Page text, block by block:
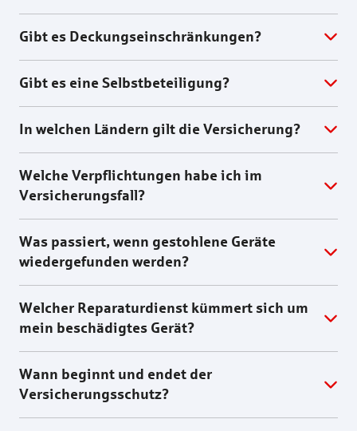
Gibt es Deckungseinschränkungen?
Gibt es eine Selbstbeteiligung?
In welchen Ländern gilt die Versicherung?
Welche Verpflichtungen habe ich im
Versicherungsfall?
Was passiert, wenn gestohlene Geräte
wiedergefunden werden?
Welcher Reparaturdienst kümmert sich um
mein beschädigtes Gerät?
Wann beginnt und endet der
Versicherungsschutz?